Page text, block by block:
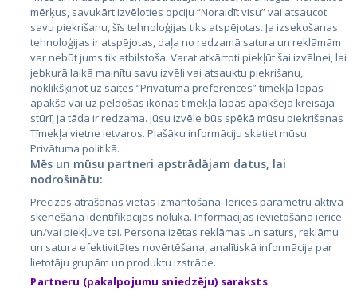
Latvija
Lietuva
City24.lv
City24.ee
GetaPro.lv
GetaPro.ee
Skelbiu.lt
Autoplius.lt
CVbankas.lt
Kainos.lt
Paslaugos.lt
auto24.ee
Osta.ee
mērķus, savukārt izvēloties opciju “Noraidīt visu” vai atsaucot
savu piekrišanu, šīs tehnoloģijas tiks atspējotas. Ja izsekošanas
tehnoloģijas ir atspējotas, daļa no redzamā satura un reklāmām
var nebūt jums tik atbilstoša. Varat atkārtoti piekļūt šai izvēlnei, lai
jebkurā laikā mainītu savu izvēli vai atsauktu piekrišanu,
noklikšķinot uz saites “Privātuma preferences” tīmekļa lapas
apakšā vai uz peldošās ikonas tīmekļa lapas apakšējā kreisajā
stūrī, ja tāda ir redzama. Jūsu izvēle būs spēkā mūsu piekrišanas
Tīmekļa vietne ietvaros. Plašāku informāciju skatiet mūsu
Privātuma politikā.
Mēs un mūsu partneri apstrādājam datus, lai
nodrošinātu:
Precīzas atrašanās vietas izmantošana. Ierīces parametru aktīva
skenēšana identifikācijas nolūkā. Informācijas ievietošana ierīcē
un/vai piekļuve tai. Personalizētas reklāmas un saturs, reklāmu
un satura efektivitātes novērtēšana, analītiskā informācija par
lietotāju grupām un produktu izstrāde.
Partneru (pakalpojumu sniedzēju) saraksts